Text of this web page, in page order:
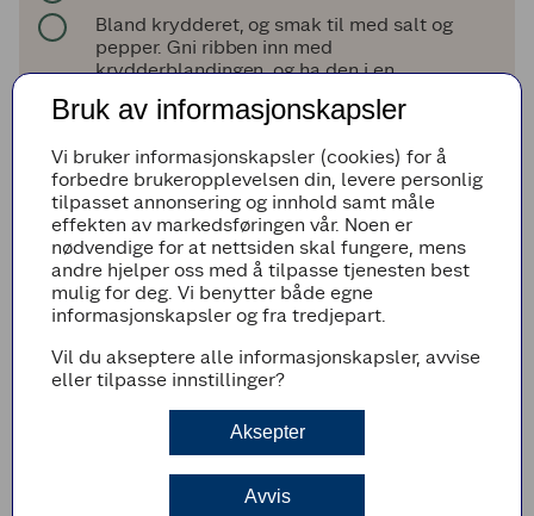
Bland krydderet, og smak til med salt og
pepper. Gni ribben inn med
krydderblandingen, og ha den i en
Hell på vann så det dekker ca. 2 cm av
ribben.
Ha på lokk, og sett gryten i ovnen. Skru ned
varmen til 120 °C. Stek ribben eller
ribberestene i minst 2 timer.
Rødkålsalat
Ha rødløken og rødkålen i en stor bolle. Press
over limesaften og kna det godt sammen.
Krydre med chiliflak, salt og pepper.
Ved servering
Varm tortillalefsene som anvist på pakken.
Server ribbetaco toppet med rødkålsalat,
koriander, lime og seterrømme.
Bruk av informasjonskapsler
Vi bruker informasjonskapsler (cookies) for å
forbedre brukeropplevelsen din, levere personlig
tilpasset annonsering og innhold samt måle
effekten av markedsføringen vår. Noen er
nødvendige for at nettsiden skal fungere, mens
andre hjelper oss med å tilpasse tjenesten best
mulig for deg. Vi benytter både egne
informasjonskapsler og fra tredjepart.
Vil du akseptere alle informasjonskapsler, avvise
eller tilpasse innstillinger?
Aksepter
Avvis